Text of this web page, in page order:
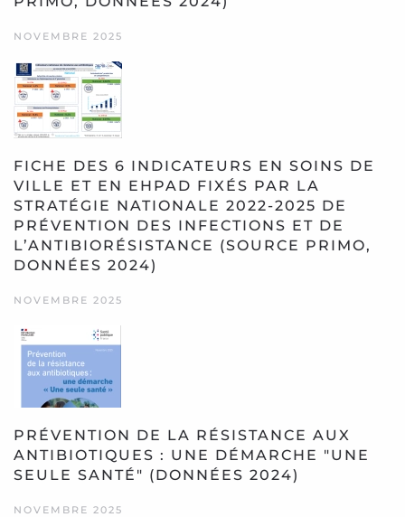
NOVEMBRE 2025
FICHE DES 6 INDICATEURS EN SOINS DE
VILLE ET EN EHPAD FIXÉS PAR LA
STRATÉGIE NATIONALE 2022-2025 DE
PRÉVENTION DES INFECTIONS ET DE
L’ANTIBIORÉSISTANCE (SOURCE PRIMO,
DONNÉES 2024)
NOVEMBRE 2025
PRÉVENTION DE LA RÉSISTANCE AUX
ANTIBIOTIQUES : UNE DÉMARCHE "UNE
SEULE SANTÉ" (DONNÉES 2024)
NOVEMBRE 2025